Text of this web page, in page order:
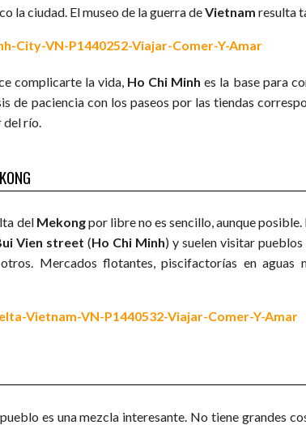
la ciudad. El museo de la guerra deVietnam resulta
complicarte la vida, Ho Chi Minh es la base para
de paciencia con los paseos por las tiendas
río.
del Mekongpor libre no es sencillo, aunque
Vien street (Ho Chi Minh) y suelen visitar
Mercados flotantes, piscifactorías en aguas
es una mezcla interesante. No tiene grandes